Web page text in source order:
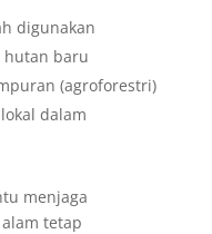
digunakan
hutan baru
(agroforestri)
dalam
menjaga
tetap